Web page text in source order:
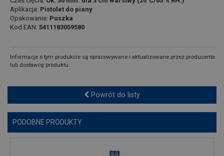
Aplikacja: Pistolet do piany
Opakowanie: Puszka
Kod EAN: 5411183059580
Informacje o tym produkcie są opracowywane i aktualizowane przez producenta
lub dostawcę produktu.
Powrót do listy
PODOBNE PRODUKTY